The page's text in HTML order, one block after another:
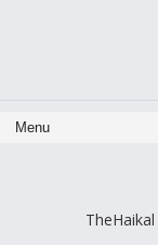
TheHaikal